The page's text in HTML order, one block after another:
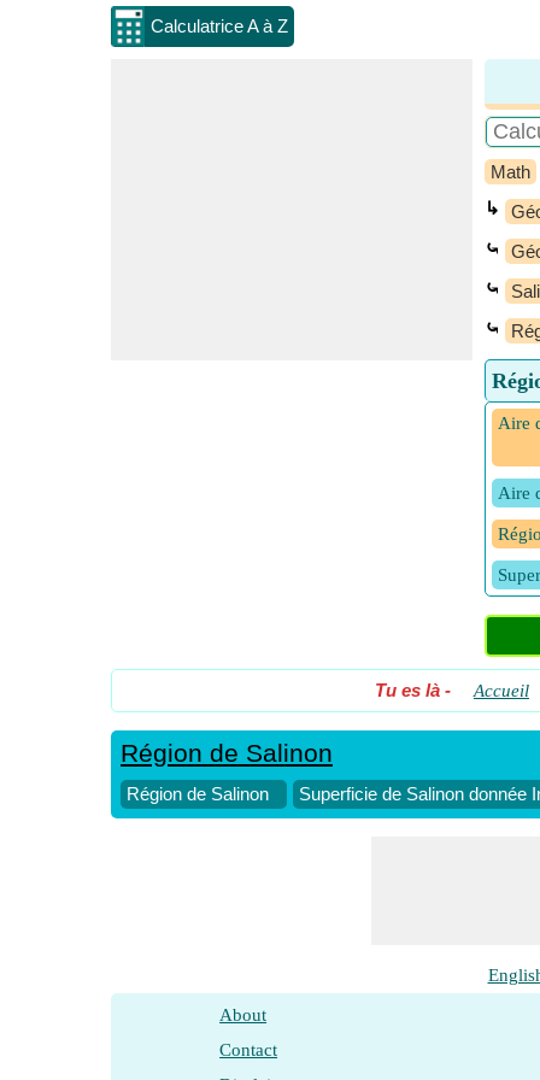
Calculatrice A à Z
Math
↳
⤿
⤿
⤿
Aire
Aire
Tu es là - Accueil
Région de Salinon
Région de Salinon Superficie de Salinon donnée
About
Contact